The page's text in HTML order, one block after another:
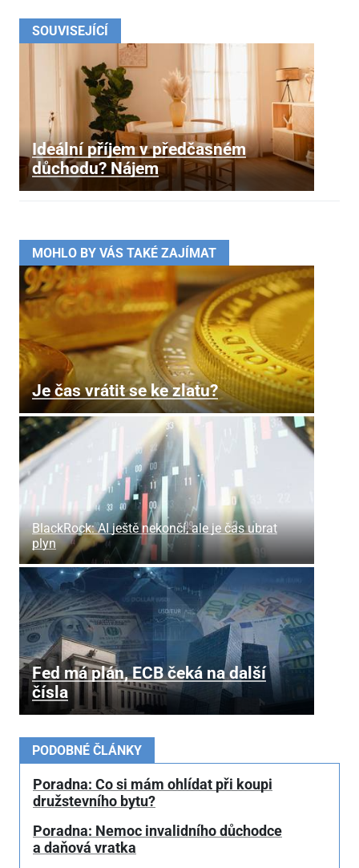
SOUVISEJÍCÍ
Ideální příjem v předčasném
důchodu? Nájem
MOHLO BY VÁS TAKÉ ZAJÍMAT
Je čas vrátit se ke zlatu?
BlackRock: AI ještě nekončí, ale je čas ubrat
plyn
Fed má plán, ECB čeká na další
čísla
PODOBNÉ ČLÁNKY
Poradna: Co si mám ohlídat při koupi
družstevního bytu?
Poradna: Nemoc invalidního důchodce
a daňová vratka